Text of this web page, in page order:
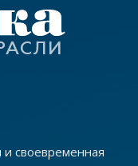
и своевременная